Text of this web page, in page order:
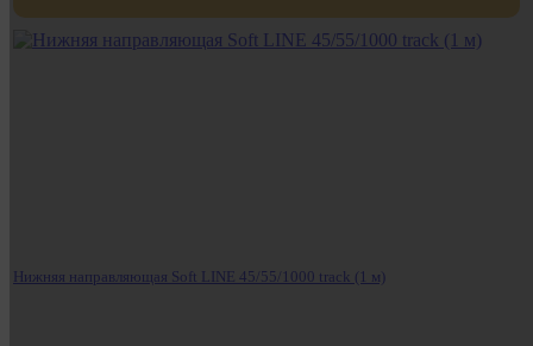
Нижняя направляющая Soft LINE 45/55/1000 track (1 м)